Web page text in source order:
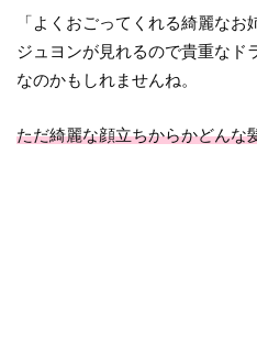
「よくおごってくれる綺麗な
ジュヨンが見れるので貴重なド
なのかもしれませんね。
ただ綺麗な顔立ちからかどんな